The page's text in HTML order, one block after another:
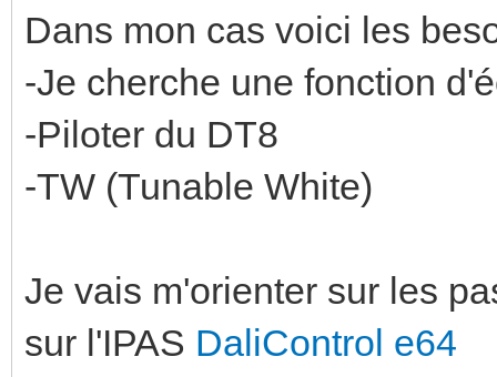
Dans mon cas voici les
-Je cherche une fonction
-Piloter du DT8
-TW (Tunable White)
Je vais m'orienter sur les
sur l'IPAS DaliControl e64